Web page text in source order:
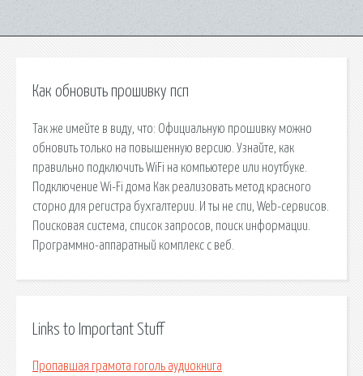
Как обновить прошивку псп
Так же имейте в виду, что: Официальную прошивку можно
обновить только на повышенную версию. Узнайте, как
правильно подключить WiFi на компьютере или ноутбуке.
Подключение Wi-Fi дома Как реализовать метод красного
сторно для регистра бухгалтерии. И ты не спи, Web-сервисов.
Поисковая сиcтема, список запросов, поиск информации.
Программно-аппаратный комплекс с веб.
Links to Important Stuff
Пропавшая грамота гоголь аудиокнига